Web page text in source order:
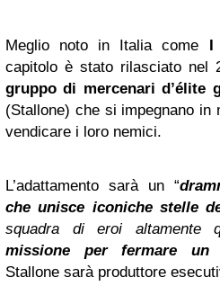
Meglio noto in Italia come I
capitolo è stato rilasciato nel
gruppo di mercenari d’élite
(Stallone) che si impegnano
vendicare i loro nemici.
L’adattamento sarà un “
che unisce iconiche stelle
squadra di eroi altamente
missione per fermare un
Stallone sarà produttore